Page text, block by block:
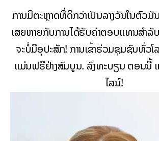
ການມີຕະຫຼາດທີ່ດີກວ່າເປັນລາງວັນໃນຕົວມັ
ເສຍຫາຍກັບການໄດ້ຮັບຄ່າຕອບແທນສໍາລັ
ຈະບໍ່ມີອຸປະສັກ! ການເຂົ້າຮ່ວມຊຸມຊົນທົ່ວ
ແມ່ນຟຣີຢ່າງສົມບູນ. ລົງທະບຽນ ຕອນນີ້ ແ
ໄລນ໌!